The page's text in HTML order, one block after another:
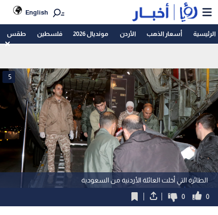
English
الرئيسية أسعار الذهب الأردن مونديال 2026 فلسطين طقس
الطائرة التي أخلت العائلة الأردنية من السعودية
5
0
0